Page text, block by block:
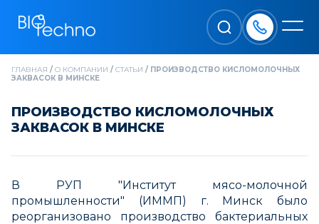
ГЛАВНАЯ / О КОМПАНИИ / СТАТЬИ / ПРОИЗВОДСТВО КИСЛОМОЛОЧНЫХ
ЗАКВАСОК В МИНСКЕ
ПРОИЗВОДСТВО КИСЛОМОЛОЧНЫХ
ЗАКВАСОК В МИНСКЕ
В РУП "Институт мясо-молочной
промышленности" (ИММП) г. Минск было
реорганизовано производство бактериальных